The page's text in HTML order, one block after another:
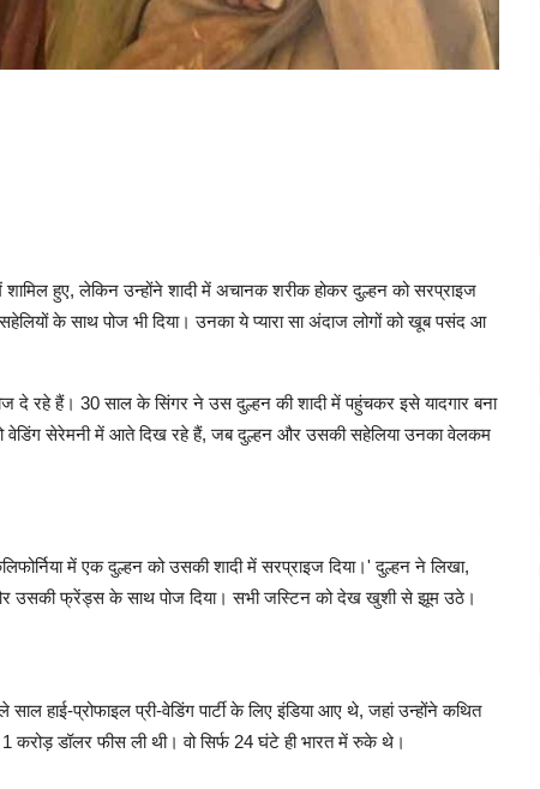
हुए, लेकिन उन्होंने शादी में अचानक शरीक होकर दुल्हन को सरप्राइज
के साथ पोज भी दिया। उनका ये प्यारा सा अंदाज लोगों को खूब पसंद आ
दे रहे हैं। 30 साल के सिंगर ने उस दुल्हन की शादी में पहुंचकर इसे यादगार बना
वो वेडिंग सेरेमनी में आते दिख रहे हैं, जब दुल्हन और उसकी सहेलिया उनका वेलकम
में एक दुल्हन को उसकी शादी में सरप्राइज दिया।' दुल्हन ने लिखा,
उसकी फ्रेंड्स के साथ पोज दिया। सभी जस्टिन को देख खुशी से झूम उठे।
हाई-प्रोफाइल प्री-वेडिंग पार्टी के लिए इंडिया आए थे, जहां उन्होंने कथित
करोड़ डॉलर फीस ली थी। वो सिर्फ 24 घंटे ही भारत में रुके थे।